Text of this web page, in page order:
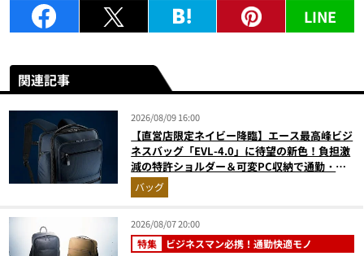
LINE
関連記事
2026/08/09 16:00
【直営店限定ネイビー降臨】エース最高峰ビジ
ネスバッグ「EVL-4.0」に待望の新色！負担激
減の特許ショルダー＆可変PC収納で通勤・出
張が無敵に
バッグ
2026/08/07 20:00
特集 ビジネスマン必携！通勤快適モノ